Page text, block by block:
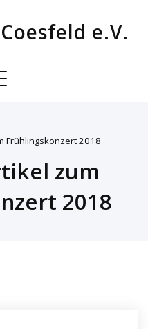
Frühlingskonzert 2018
zum
2018